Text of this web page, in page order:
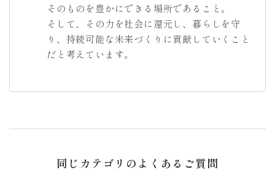
そのものを豊かにできる場所であること。
そして、その力を社会に還元し、暮らしを守
り、持続可能な未来づくりに貢献していくこと
だと考えています。
同じカテゴリのよくあるご質問